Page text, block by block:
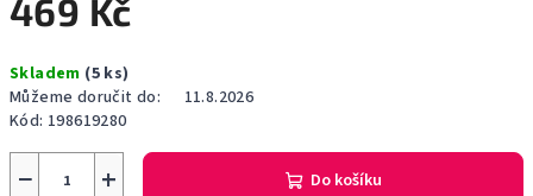
469 Kč
cena:
Skladem (5 ks)
Můžeme doručit do:
11.8.2026
Kód: 198619280
+
− Do košíku